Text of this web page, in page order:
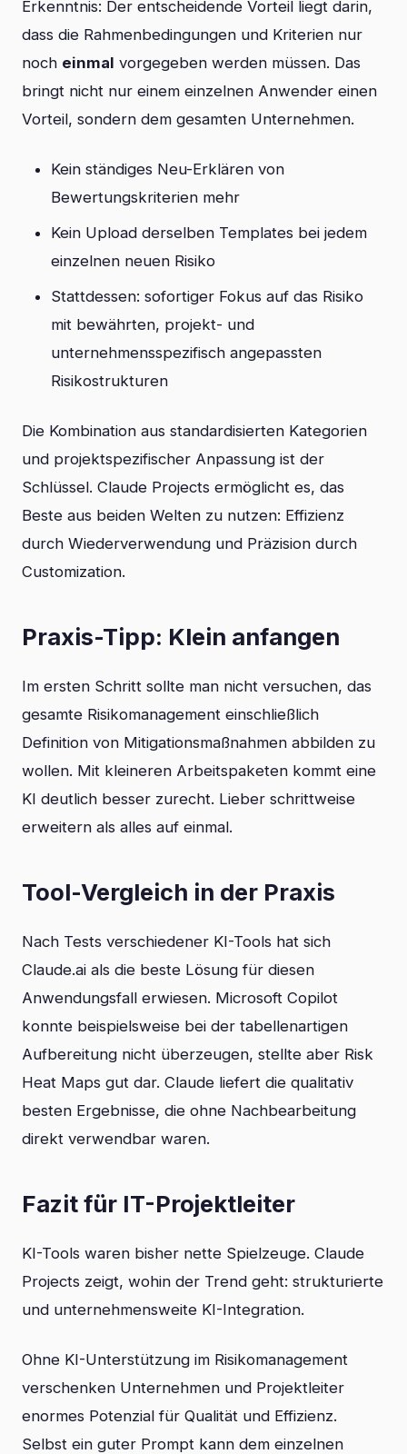
Erkenntnis: Der entscheidende Vorteil liegt darin,
dass die Rahmenbedingungen und Kriterien nur
noch einmal vorgegeben werden müssen. Das
bringt nicht nur einem einzelnen Anwender einen
Vorteil, sondern dem gesamten Unternehmen.
Kein ständiges Neu-Erklären von
Bewertungskriterien mehr
Kein Upload derselben Templates bei jedem
einzelnen neuen Risiko
Stattdessen: sofortiger Fokus auf das Risiko
mit bewährten, projekt- und
unternehmensspezifisch angepassten
Risikostrukturen
Die Kombination aus standardisierten Kategorien
und projektspezifischer Anpassung ist der
Schlüssel. Claude Projects ermöglicht es, das
Beste aus beiden Welten zu nutzen: Effizienz
durch Wiederverwendung und Präzision durch
Customization.
Praxis-Tipp: Klein anfangen
Im ersten Schritt sollte man nicht versuchen, das
gesamte Risikomanagement einschließlich
Definition von Mitigationsmaßnahmen abbilden zu
wollen. Mit kleineren Arbeitspaketen kommt eine
KI deutlich besser zurecht. Lieber schrittweise
erweitern als alles auf einmal.
Tool-Vergleich in der Praxis
Nach Tests verschiedener KI-Tools hat sich
Claude.ai als die beste Lösung für diesen
Anwendungsfall erwiesen. Microsoft Copilot
konnte beispielsweise bei der tabellenartigen
Aufbereitung nicht überzeugen, stellte aber Risk
Heat Maps gut dar. Claude liefert die qualitativ
besten Ergebnisse, die ohne Nachbearbeitung
direkt verwendbar waren.
Fazit für IT-Projektleiter
KI-Tools waren bisher nette Spielzeuge. Claude
Projects zeigt, wohin der Trend geht: strukturierte
und unternehmensweite KI-Integration.
Ohne KI-Unterstützung im Risikomanagement
verschenken Unternehmen und Projektleiter
enormes Potenzial für Qualität und Effizienz.
Selbst ein guter Prompt kann dem einzelnen